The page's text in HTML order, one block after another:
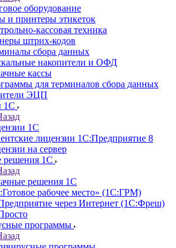
оборудование
и принтеры этикеток
кассовая техника
штрих-кодов
сбора данных
накопители и ОФД
кассы
для терминалов сбора данных
ЭЦП
1С
1С
лицензии 1С:Предприятие 8
на сервер
решения 1С
решения 1С
рабочее место» (1С:ГРМ)
через Интернет (1С:Фреш)
программы